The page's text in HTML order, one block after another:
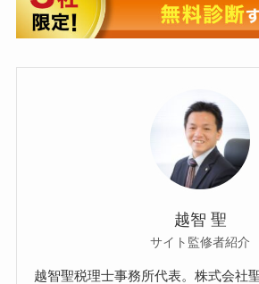
越智 聖
サイト監修者紹介
越智聖税理士事務所代表。株式会社